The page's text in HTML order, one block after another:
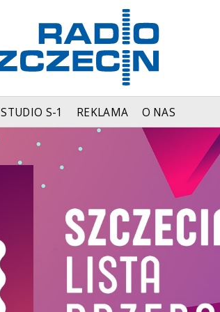
STUDIO S-1 REKLAMA O NAS